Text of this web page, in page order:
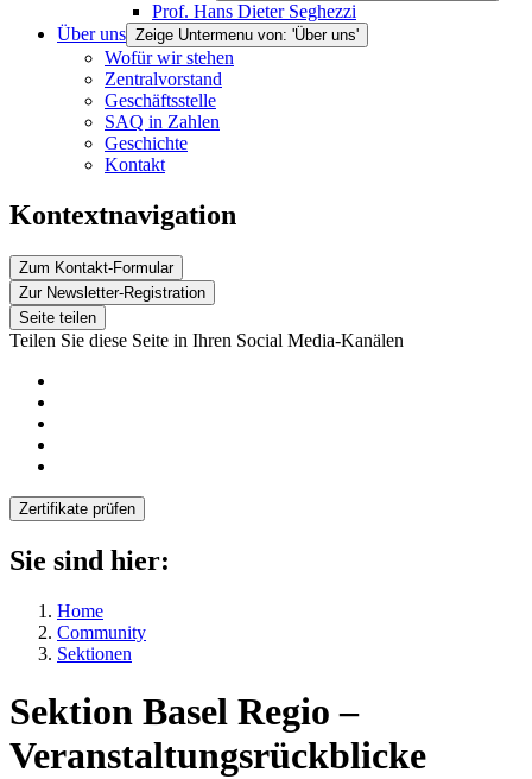
Prof. Hans Dieter Seghezzi
Über uns Zeige Untermenu von: 'Über uns'
Wofür wir stehen
Zentralvorstand
Geschäftsstelle
SAQ in Zahlen
Geschichte
Kontakt
Kontextnavigation
Zum Kontakt-Formular
Zur Newsletter-Registration
Seite teilen
Teilen Sie diese Seite in Ihren Social Media-Kanälen
Zertifikate prüfen
Sie sind hier:
Home
Community
Sektionen
Sektion Basel Regio –
Veranstaltungsrückblicke